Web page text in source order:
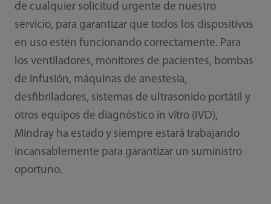
de cualquier solicitud urgente de nuestro
servicio, para garantizar que todos los dispositivos
en uso estén funcionando correctamente. Para
los ventiladores, monitores de pacientes, bombas
de infusión, máquinas de anestesia,
desfibriladores, sistemas de ultrasonido portátil y
otros equipos de diagnóstico in vitro (IVD),
Mindray ha estado y siempre estará trabajando
incansablemente para garantizar un suministro
oportuno.